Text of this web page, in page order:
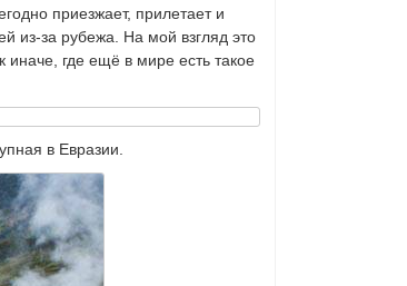
приезжает, прилетает и
из-за рубежа. На мой взгляд это
иначе, где ещё в мире есть такое
в Евразии.